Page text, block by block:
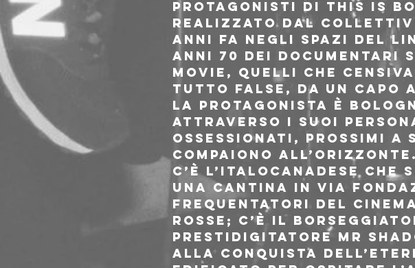
protagonisti di This Is
realizzato dal collettivo
anni fa negli spazi del
anni 70 dei documentari
Movie, quelli che
tutto false, da un capo
La protagonista è
attraverso i suoi
ossessionati, prossimi a
compaiono all’orizzonte.
C’è l’italocanadese
una cantina in via
frequentatori del
rosse; c’è il
prestidigitatore Mr
alla conquista